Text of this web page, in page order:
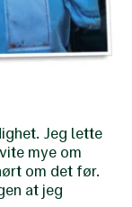
Jeg lette
mye om
om det før.
at jeg